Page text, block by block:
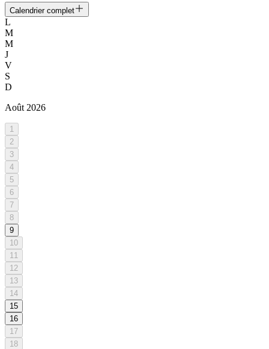
Calendrier complet
L
M
M
J
V
S
D
Août 2026
1
2
3
4
5
6
7
8
9
10
11
12
13
14
15
16
17
18